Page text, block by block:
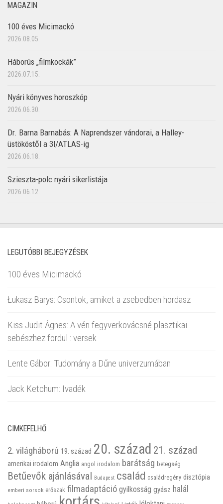
MAGAZIN
100 éves Micimackó
2026.08.05.
Háborús „filmkockák”
2026.07.15.
Nyári könyves horoszkóp
2026.06.30.
Dr. Barna Barnabás: A Naprendszer vándorai, a Halley-
üstököstől a 3I/ATLAS-ig
2026.06.18.
Szieszta-polc nyári sikerlistája
2026.06.12.
LEGUTÓBBI BEJEGYZÉSEK
100 éves Micimackó
Łukasz Barys: Csontok, amiket a zsebedben hordasz
Kiss Judit Ágnes: A vén fegyverkovácsné plasztikai
sebészhez fordul : versek
Lente Gábor: Tudomány a Dűne univerzumában
Jack Ketchum: Ivadék
CIMKEFELHŐ
2. világháború 19. század 20. század 21. század
amerikai irodalom Anglia angol irodalom barátság betegség
Betűevők ajánlásával Budapest család családregény disztópia
emberi sorsok erőszak filmadaptáció gyilkosság gyász halál